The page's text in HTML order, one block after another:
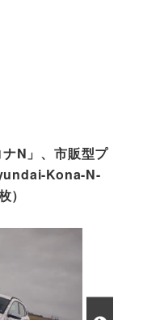
N」、市販型プ
Kona-N-
）